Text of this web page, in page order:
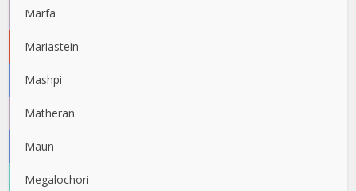
Marfa
Mariastein
Mashpi
Matheran
Maun
Megalochori